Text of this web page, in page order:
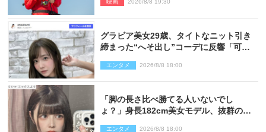
映画 2026/8/8 19:30
グラビア美女29歳、タイトなニット引き
締まった“へそ出し”コーデに反響「可愛
エンタメ 2026/8/8 18:00
「脚の長さ比べ勝てる人いないでし
ょ？」身長182cm美女モデル、抜群のプ
エンタメ 2026/8/8 18:00